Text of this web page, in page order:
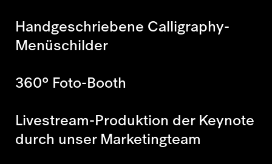
Handgeschriebene Calligraphy-
Menüschilder
360° Foto-Booth
Livestream-Produktion der Keynote
durch unser Marketingteam